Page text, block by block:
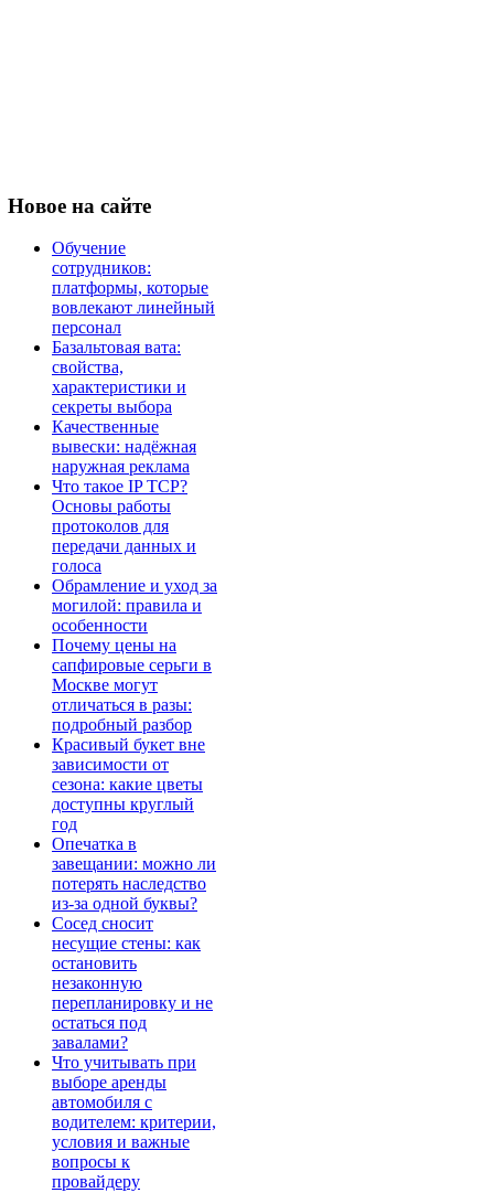
Новое на сайте
Обучение
сотрудников:
платформы, которые
вовлекают линейный
персонал
Базальтовая вата:
свойства,
характеристики и
секреты выбора
Качественные
вывески: надёжная
наружная реклама
Что такое IP TCP?
Основы работы
протоколов для
передачи данных и
голоса
Обрамление и уход за
могилой: правила и
особенности
Почему цены на
сапфировые серьги в
Москве могут
отличаться в разы:
подробный разбор
Красивый букет вне
зависимости от
сезона: какие цветы
доступны круглый
год
Опечатка в
завещании: можно ли
потерять наследство
из-за одной буквы?
Сосед сносит
несущие стены: как
остановить
незаконную
перепланировку и не
остаться под
завалами?
Что учитывать при
выборе аренды
автомобиля с
водителем: критерии,
условия и важные
вопросы к
провайдеру